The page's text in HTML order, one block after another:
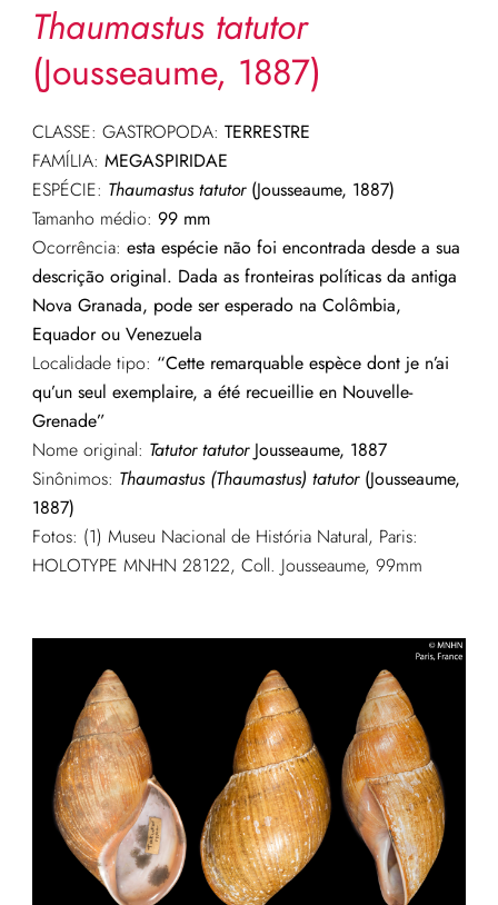
Thaumastus tatutor
(Jousseaume, 1887)
CLASSE: GASTROPODA: TERRESTRE
FAMÍLIA: MEGASPIRIDAE
ESPÉCIE: Thaumastus tatutor(Jousseaume, 1887)
Tamanho médio: 99 mm
Ocorrência: esta espécie não foi encontrada desde a sua
descrição original. Dada as fronteiras políticas da antiga
Nova Granada, pode ser esperado na Colômbia,
Equador ou Venezuela
Localidade tipo: “Cette remarquable espèce dont je n’ai
qu’un seul exemplaire, a été recueillie en Nouvelle-
Grenade”
Nome original: Tatutor tatutorJousseaume, 1887
Sinônimos: Thaumastus (Thaumastus) tatutor(Jousseaume,
1887)
Fotos: (1) Museu Nacional de História Natural, Paris:
HOLOTYPE MNHN 28122, Coll. Jousseaume, 99mm